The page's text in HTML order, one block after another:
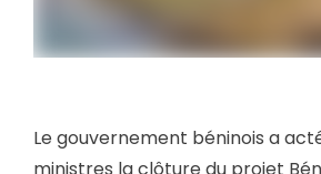
Le gouvernement béninois a